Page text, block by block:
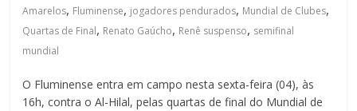
Amarelos, Fluminense, jogadores pendurados, Mundial de Clubes,
Quartas de Final, Renato Gaúcho, Renê suspenso, semifinal
mundial
O Fluminense entra em campo nesta sexta-feira (04), às
16h, contra o Al-Hilal, pelas quartas de final do Mundial de